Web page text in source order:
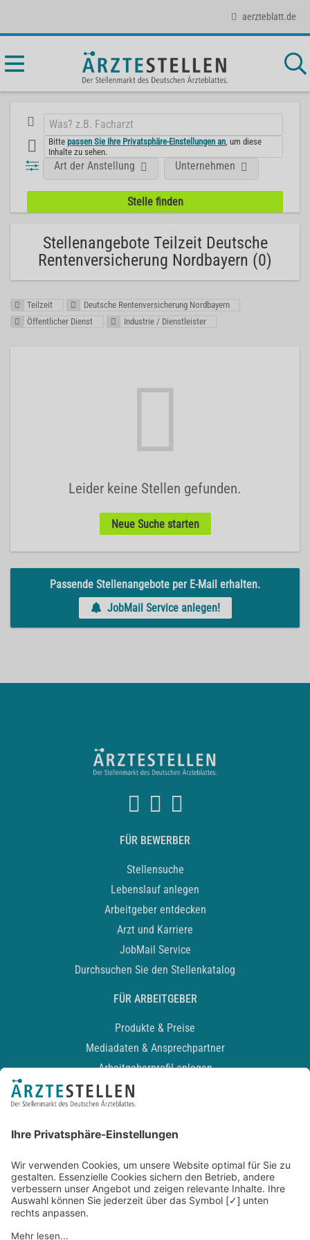
aerzteblatt.de
Bittepassen Sie Ihre Privatsphäre-Einstellungen an , um diese
Inhalte zu sehen.
Art der Anstellung Unternehmen
Stellenangebote Teilzeit Deutsche
Rentenversicherung Nordbayern (0)
Teilzeit
Deutsche Rentenversicherung Nordbayern
Öffentlicher Dienst
Industrie / Dienstleister
Leider keine Stellen gefunden.
Neue Suche starten
Passende Stellenangebote per E-Mail erhalten.
JobMail Service anlegen!
FÜR BEWERBER
Stellensuche
Lebenslauf anlegen
Arbeitgeber entdecken
Arzt und Karriere
JobMail Service
Durchsuchen Sie den Stellenkatalog
FÜR ARBEITGEBER
Produkte & Preise
Mediadaten & Ansprechpartner
Arbeitgeberprofil anlegen
Recruiting-Podcast
Kontakt
Datenschutz
Newsletter